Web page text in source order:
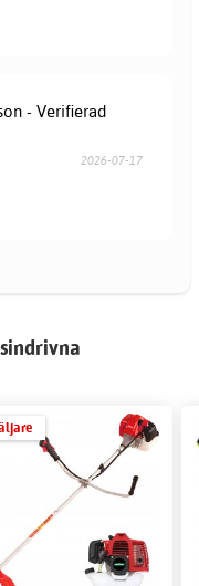
- Verifierad
2026-07-17